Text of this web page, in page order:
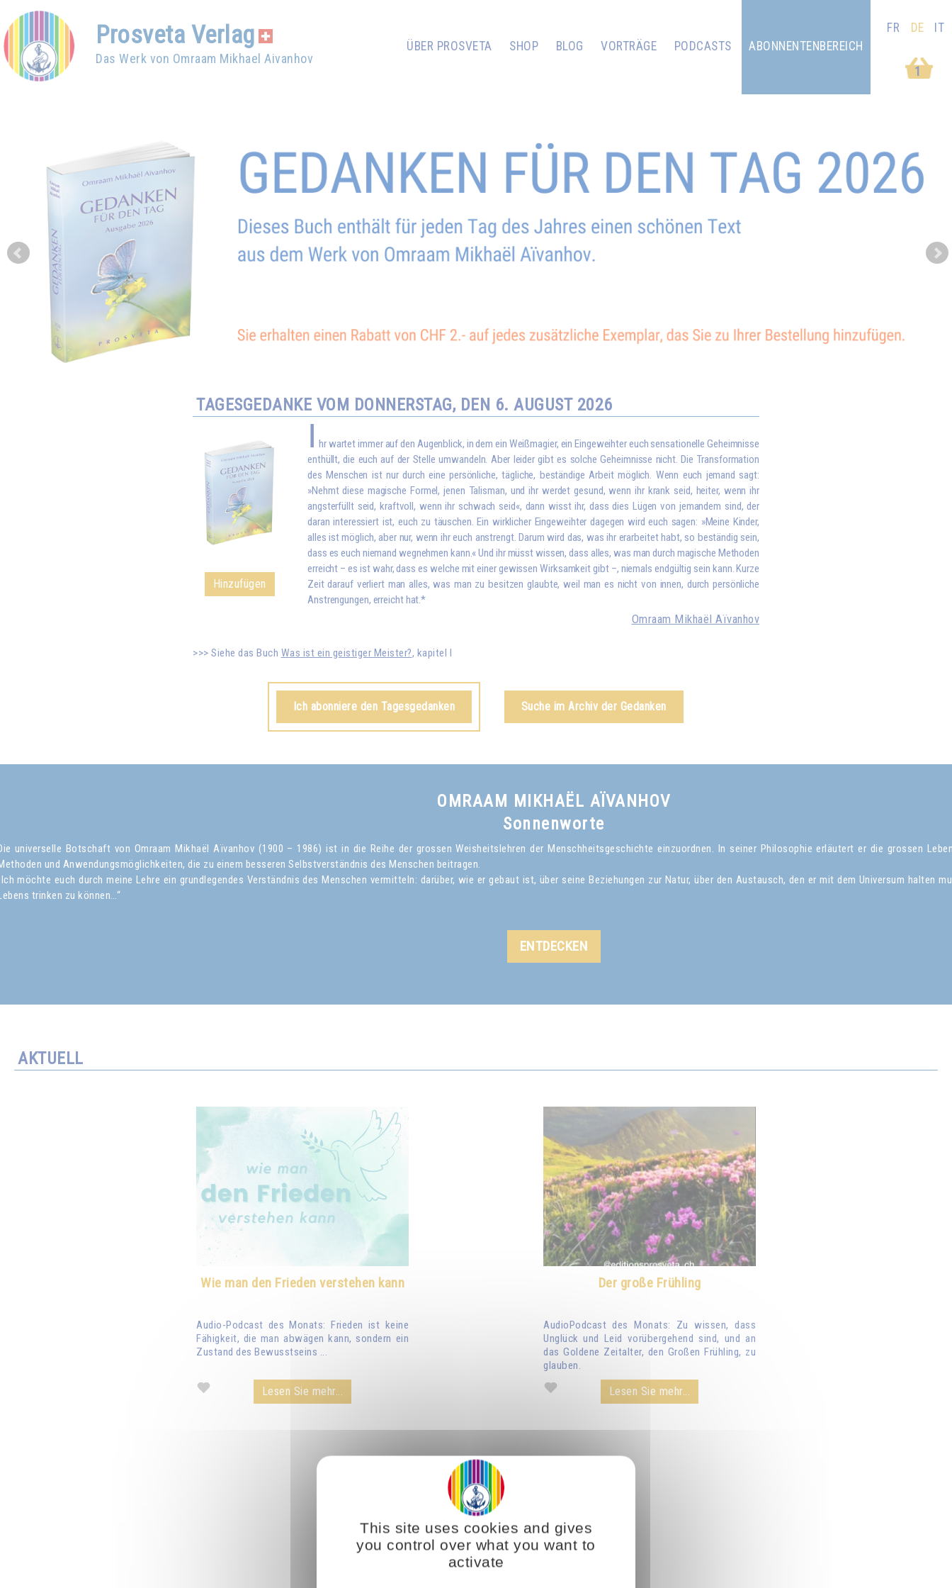
Prosveta Verlag
Das Werk von Omraam Mikhael Aivanhov
ÜBER PROSVETA SHOP BLOG VORTRÄGE
PODCASTS
1
ABONNENTENBEREICH
FR DE IT
Prev Next
TAGESGEDANKE VOM DONNERSTAG, DEN 6. AUGUST 2026
Hinzufügen
I hr wartet immer auf den Augenblick, in dem ein Weißmagier, ein Eingeweihter euch sensationelle Geheimnisse
enthüllt, die euch auf der Stelle umwandeln. Aber leider gibt es solche Geheimnisse nicht. Die Transformation
des Menschen ist nur durch eine persönliche, tägliche, beständige Arbeit möglich. Wenn euch jemand sagt:
»Nehmt diese magische Formel, jenen Talisman, und ihr werdet gesund, wenn ihr krank seid, heiter, wenn ihr
angsterfüllt seid, kraftvoll, wenn ihr schwach seid«, dann wisst ihr, dass dies Lügen von jemandem sind, der
daran interessiert ist, euch zu täuschen. Ein wirklicher Eingeweihter dagegen wird euch sagen: »Meine Kinder,
alles ist möglich, aber nur, wenn ihr euch anstrengt. Darum wird das, was ihr erarbeitet habt, so beständig sein,
dass es euch niemand wegnehmen kann.« Und ihr müsst wissen, dass alles, was man durch magische Methoden
erreicht – es ist wahr, dass es welche mit einer gewissen Wirksamkeit gibt –, niemals endgültig sein kann. Kurze
Zeit darauf verliert man alles, was man zu besitzen glaubte, weil man es nicht von innen, durch persönliche
Anstrengungen, erreicht hat.*
Omraam Mikhaël Aïvanhov
Siehe das Buch Was ist ein geistiger Meister?, kapitel I
Ich abonniere den Tagesgedanken Suche im Archiv der Gedanken
OMRAAM MIKHAËL AÏVANHOV
Sonnenworte
universelle Botschaft von Omraam Mikhaël Aïvanhov (1900 – 1986) ist in die Reihe der grossen Weisheitslehren der Menschheitsgeschichte einzuordnen. In seiner Philosophie erläutert er die grossen
und Anwendungsmöglichkeiten, die zu einem besseren Selbstverständnis des Menschen beitragen.
möchte euch durch meine Lehre ein grundlegendes Verständnis des Menschen vermitteln: darüber, wie er gebaut ist, über seine Beziehungen zur Natur, über den Austausch, den er mit dem Universum halten
trinken zu können…“
ENTDECKEN
AKTUELL
Wie man den Frieden verstehen kann
Audio-Podcast des Monats: Frieden ist keine
Fähigkeit, die man abwägen kann, sondern ein
Zustand des Bewusstseins ...
Lesen Sie mehr...
Der große Frühling
AudioPodcast des Monats: Zu wissen, dass
Unglück und Leid vorübergehend sind, und an
das Goldene Zeitalter, den Großen Frühling, zu
glauben.
Lesen Sie mehr...
This site uses cookies and gives
you control over what you want to
activate